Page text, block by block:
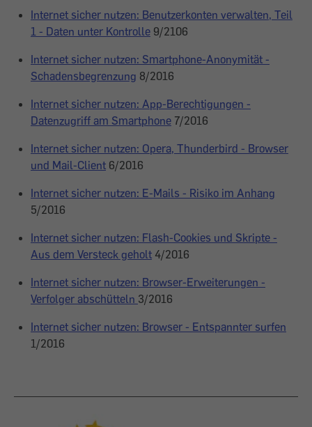
Internet sicher nutzen: Benutzerkonten verwalten, Teil
1 - Daten unter Kontrolle 9/2106
Internet sicher nutzen: Smartphone-Anonymität -
Schadensbegrenzung 8/2016
Internet sicher nutzen: App-Berechtigungen -
Datenzugriff am Smartphone 7/2016
Internet sicher nutzen: Opera, Thunderbird - Browser
und Mail-Client 6/2016
Internet sicher nutzen: E-Mails - Risiko im Anhang
5/2016
Internet sicher nutzen: Flash-Cookies und Skripte -
Aus dem Versteck geholt 4/2016
Internet sicher nutzen: Browser-Erweiterungen -
Verfolger abschütteln 3/2016
Internet sicher nutzen: Browser - Entspannter surfen
1/2016